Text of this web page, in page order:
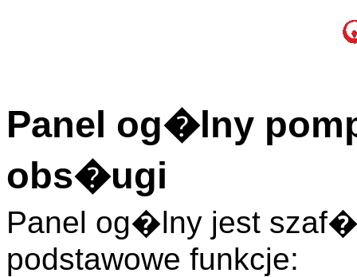
Panel og�lny
obs�ugi
Panel og�lny jest
podstawowe funkcje: